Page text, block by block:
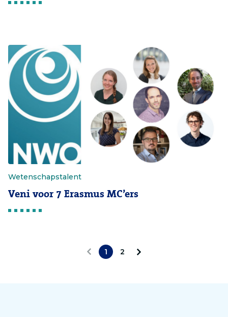
Wetenschapstalent
Veni voor 7 Erasmus MC’ers
1
2